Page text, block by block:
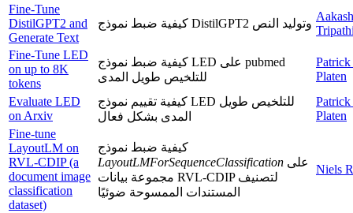
Fine-Tune
DistilGPT2 and
Generate Text
كيفية ضبط نموذج DistilGPT2 وتوليد النص
Aakash
Fine-Tune LED
on up to 8K
tokens
كيفية ضبط نموذج LED على pubmed
للتلخيص طويل المدى
Platen
Evaluate LED
on Arxiv
كيفية تقييم نموذج LED للتلخيص طويل
المدى بشكل فعال
Platen
Fine-tune
LayoutLM on
RVL-CDIP (a
document image
classification
dataset)
كيفية ضبط نموذج
LayoutLMForSequenceClassification
مجموعة بيانات RVL-CDIP لتصنيف
المستندات الممسوحة ضوئيًا
Niels